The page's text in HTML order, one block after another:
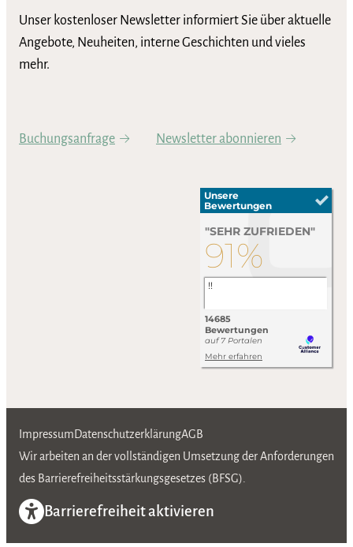
Unser kostenloser Newsletter informiert Sie über aktuelle
Angebote, Neuheiten, interne Geschichten und vieles
mehr.
Buchungsanfrage Newsletter abonnieren
ImpressumDatenschutzerklärungAGB
Wir arbeiten an der vollständigen Umsetzung der Anforderungen
des Barrierefreiheitsstärkungsgesetzes (BFSG).
Barrierefreiheit aktivieren